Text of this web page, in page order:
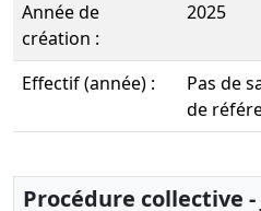
Année de
création :
2025
Effectif (année) :
Pas de
de
Procédure collective